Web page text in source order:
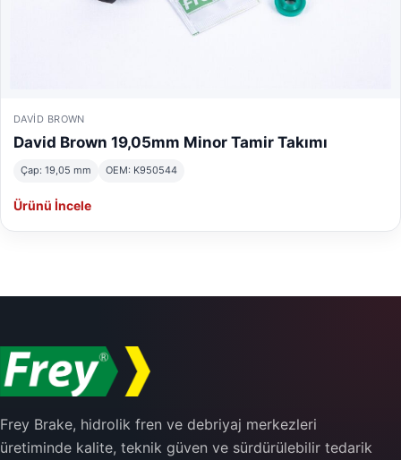
DAVID BROWN
David Brown 19,05mm Minor Tamir Takımı
Çap: 19,05 mm OEM: K950544
Ürünü İncele
Frey Brake, hidrolik fren ve debriyaj merkezleri
üretiminde kalite, teknik güven ve sürdürülebilir tedarik